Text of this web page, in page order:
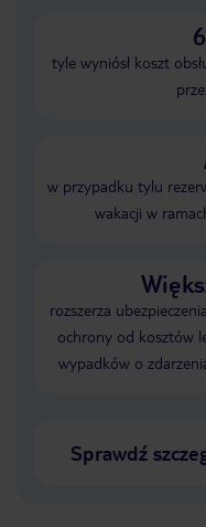
tyle wyniósł koszt
w przypadku tylu
wakacji w
rozszerza
ochrony od kosztów
wypadków o
Sprawdź